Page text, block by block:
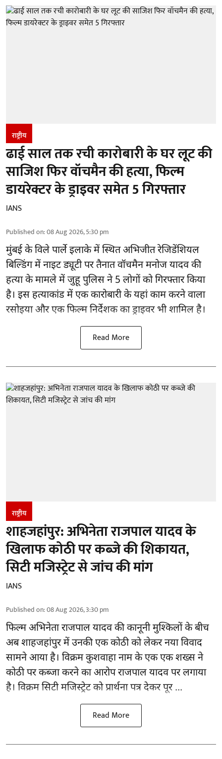
राष्ट्रीय
ढाई साल तक रची कारोबारी के घर लूट की
साजिश फिर वॉचमैन की हत्या, फिल्म
डायरेक्टर के ड्राइवर समेत 5 गिरफ्तार
IANS
Published on:08 Aug 2026, 5:30 pm
मुंबई के विले पार्ले इलाके में स्थित अभिजीत रेजिडेंशियल
बिल्डिंग में नाइट ड्यूटी पर तैनात वॉचमैन मनोज यादव की
हत्या के मामले में जुहू पुलिस ने 5 लोगों को गिरफ्तार किया
है। इस हत्याकांड में एक कारोबारी के यहां काम करने वाला
रसोइया और एक फिल्म निर्देशक का ड्राइवर भी शामिल है।
Read More
राष्ट्रीय
शाहजहांपुर: अभिनेता राजपाल यादव के
खिलाफ कोठी पर कब्जे की शिकायत,
सिटी मजिस्ट्रेट से जांच की मांग
IANS
Published on:08 Aug 2026, 3:30 pm
फिल्म अभिनेताराजपाल यादवकी कानूनी मुश्किलों के बीच
अब शाहजहांपुर में उनकी एक कोठी को लेकर नया विवाद
सामने आया है। विक्रम कुशवाहा नाम के एक एक शख्स ने
कोठी पर कब्जा करने का आरोप राजपाल यादव पर लगाया
है। विक्रम सिटी मजिस्ट्रेट को प्रार्थना पत्र देकर पूर ...
Read More